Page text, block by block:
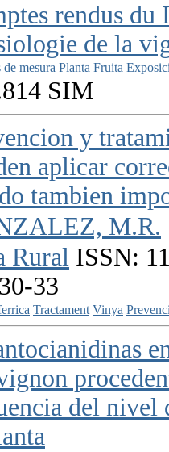
rendus
de la
mesura Planta Fruita
SIM
y
aplicar
tambien
M.R.
Rural ISSN:
33
Tractament Vinya
del nivel